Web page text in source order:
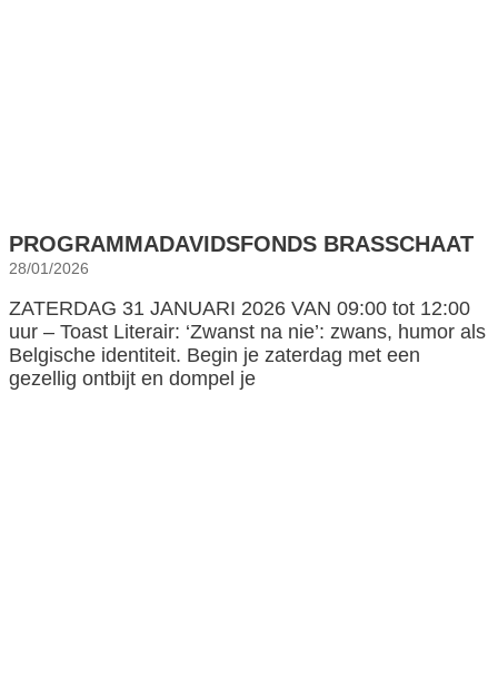
PROGRAMMADAVIDSFONDS BRASSCHAAT
28/01/2026
ZATERDAG 31 JANUARI 2026 VAN 09:00 tot 12:00
uur – Toast Literair: ‘Zwanst na nie’: zwans, humor als
Belgische identiteit. Begin je zaterdag met een
gezellig ontbijt en dompel je